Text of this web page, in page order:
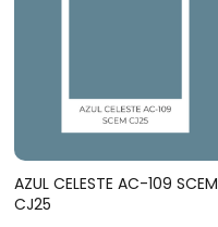
AZUL CELESTE AC-109 SCEM
CJ25